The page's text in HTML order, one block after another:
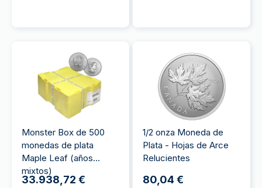
Monster Box de 500
monedas de plata
Maple Leaf (años
mixtos)
33.938,72 €
1/2 onza Moneda de
Plata - Hojas de Arce
Relucientes
80,04 €